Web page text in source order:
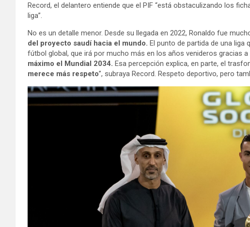
Record, el delantero entiende que el PIF “está obstaculizando los
liga”.
No es un detalle menor. Desde su llegada en 2022, Ronaldo fue
del proyecto saudí hacia el mundo. El punto de partida de una liga
fútbol global, que irá por mucho más en los años venideros gracias
máximo el Mundial 2034. Esa percepción explica, en parte, el
merece más respeto”, subraya Record. Respeto deportivo, pero